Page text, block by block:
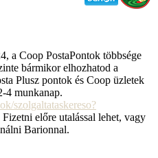
a Coop PostaPontok többsége
bármikor elhozhatod a
Plusz pontok és Coop üzletek
4 munkanap.
szolgaltataskereso?
Fizetni előre utalással lehet, vagy
Barionnal.